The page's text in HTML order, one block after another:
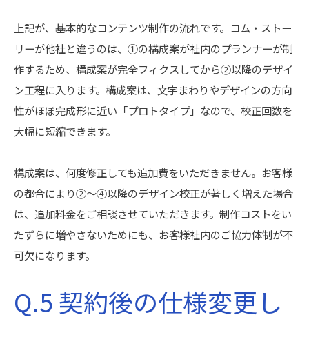
上記が、基本的なコンテンツ制作の流れです。コム・ストー
リーが他社と違うのは、①の構成案が社内のプランナーが制
作するため、構成案が完全フィクスしてから②以降のデザイ
ン工程に入ります。構成案は、文字まわりやデザインの方向
性がほぼ完成形に近い「プロトタイプ」なので、校正回数を
大幅に短縮できます。
構成案は、何度修正しても追加費をいただきません。お客様
の都合により②〜④以降のデザイン校正が著しく増えた場合
は、追加料金をご相談させていただきます。制作コストをい
たずらに増やさないためにも、お客様社内のご協力体制が不
可欠になります。
Q.5 契約後の仕様変更し